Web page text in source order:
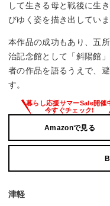
して生きる母と戦後に生
びゆく姿を描き出していま
本作品の成功もあり、五
治記念館として「斜陽館
者の作品を語るうえで、
す。
Amazonで見る
津軽